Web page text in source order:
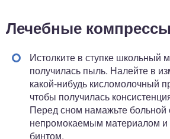
Лечебные компрессы
Истолките в ступке школьный
получилась пыль. Налейте в
какой-нибудь кисломолочный
чтобы получилась
Перед сном намажьте больной
непромокаемым материалом и
бинтом.